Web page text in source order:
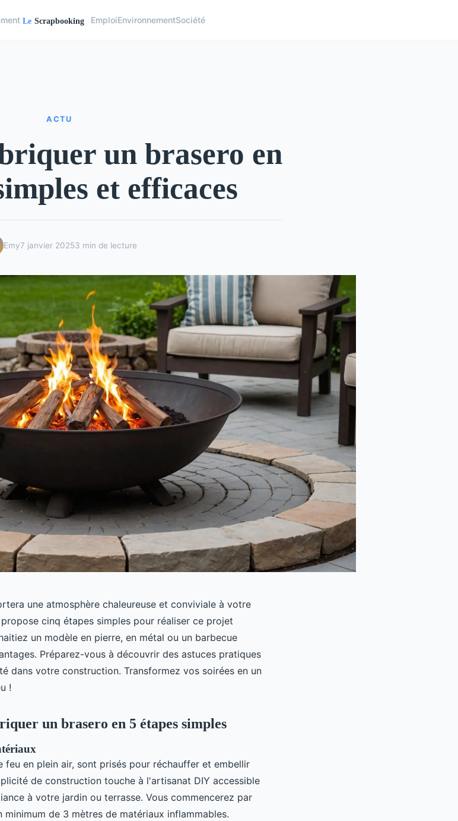
EmploiEnvironnementSociété
ACTU
un brasero en
et efficaces
Emy7 janvier 20253 min de lecture
une atmosphère chaleureuse et conviviale à votre
cinq étapes simples pour réaliser ce projet
un modèle en pierre, en métal ou un barbecue
Préparez-vous à découvrir des astuces pratiques
dans votre construction. Transformez vos soirées en un
!
un brasero en 5 étapes simples
feu en plein air, sont prisés pour réchauffer et embellir
de construction touche à l'artisanat DIY accessible
à votre jardin ou terrasse. Vous commencerez par
de 3 mètres de matériaux inflammables.